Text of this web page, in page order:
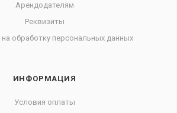
Арендодателям
Реквизиты
обработку персональных данных
ИНФОРМАЦИЯ
Условия оплаты